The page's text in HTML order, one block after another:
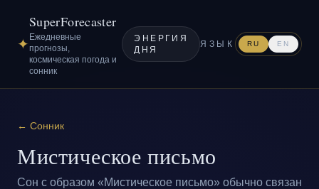
✦
SuperForecaster
Ежедневные
прогнозы,
космическая погода и
сонник
ЭНЕРГИЯ
ДНЯ
ЯЗЫК RU EN
← Сонник
Мистическое письмо
Сон с образом «Мистическое письмо» обычно связан